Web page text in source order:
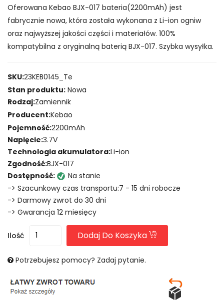
Oferowana Kebao BJX-017 bateria(2200mAh) jest
fabrycznie nowa, która została wykonana z Li-ion ogniw
oraz najwyższej jakości części i materiałów. 100%
kompatybilna z oryginalną baterią BJX-017. Szybka wysyłka.
SKU:23KEB0145_Te
Stan produktu: Nowa
Rodzaj:Zamiennik
Producent:Kebao
Pojemność:2200mAh
Napięcie:3.7V
Technologia akumulatora:Li-ion
Zgodność:BJX-017
Dostępność:
Na stanie
-> Szacunkowy czas transportu:7 - 15 dni robocze
-> Darmowy zwrot do 30 dni
-> Gwarancja 12 miesięcy
Ilość Dodaj Do Koszyka
Potrzebujesz pomocy? Zadaj pytanie.